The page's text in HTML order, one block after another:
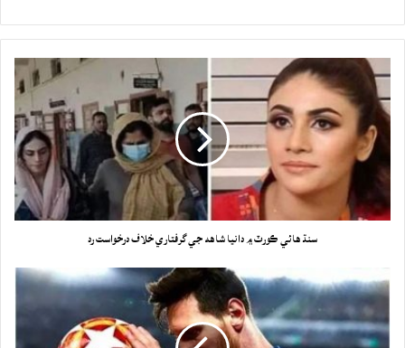
سنڌ هائي ڪورٽ ۾ دانيا شاهه جي گرفتاري خلاف درخواست رد